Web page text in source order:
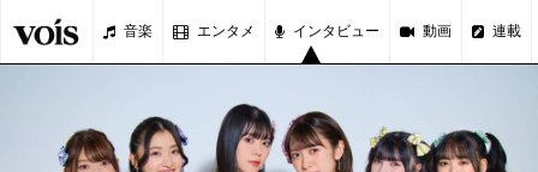
音楽 エンタメ インタビュー 動画 連載